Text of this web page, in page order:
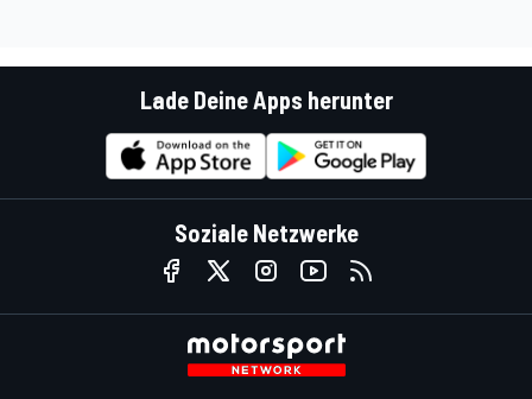
Lade Deine Apps herunter
Soziale Netzwerke